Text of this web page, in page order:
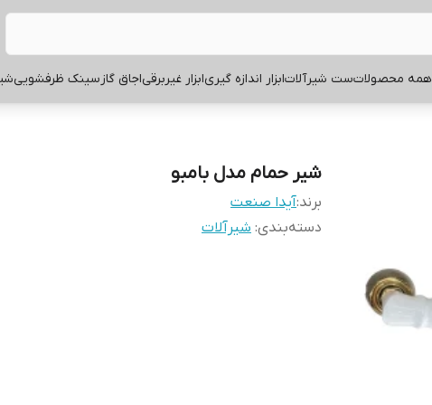
همه محصولاتست شیرآلاتابزار اندازه گیریابزار غیربرقیاجاق گازسینک ظرفشویی
شیر حمام مدل بامبو
برند:آیدا صنعت
دسته‌بندی: شیرآلات